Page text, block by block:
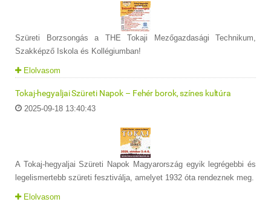
Szüreti Borzsongás a THE Tokaji Mezőgazdasági Technikum,
Szakképző Iskola és Kollégiumban!
Elolvasom
Tokaj-hegyaljai Szüreti Napok – Fehér borok, színes kultúra
2025-09-18 13:40:43
A Tokaj-hegyaljai Szüreti Napok Magyarország egyik legrégebbi és
legelismertebb szüreti fesztiválja, amelyet 1932 óta rendeznek meg.
Elolvasom